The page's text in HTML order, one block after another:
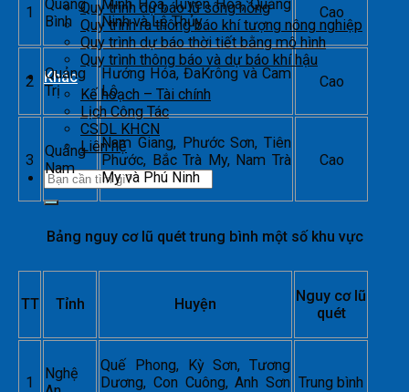
Quy trình dự báo lũ sông hồng
Quy trình ra thông báo khí tượng nông nghiệp
Quy trình dự báo thời tiết bằng mô hình
Quy trình thông báo và dự báo khí hậu
Khác
Kế hoạch – Tài chính
Lịch Công Tác
CSDL KHCN
Liên hệ
1
Quảng
Bình
Minh Hóa, Tuyên Hóa, Quảng
Ninh và Lệ Thủy
Cao
2
Quảng
Trị
Hướng Hóa, ĐaKrông và Cam
Lộ
Cao
3
Quảng
Nam
Nam Giang, Phước Sơn, Tiên
Phước, Bắc Trà My, Nam Trà
My và Phú Ninh
Cao
Bảng nguy cơ lũ quét trung bình một số khu vực
TT Tỉnh Huyện
Nguy cơ lũ
quét
1
Nghệ
Quế Phong, Kỳ Sơn, Tương
Dương, Con Cuông, Anh Sơn Trung bình